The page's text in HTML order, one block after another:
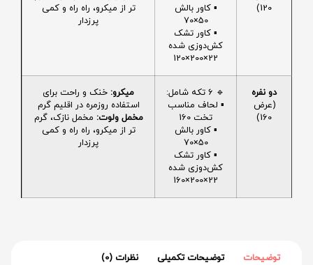
120)
▪️ کاور بالش
50×70
▪️ کاور تشک
کش‌دوزی شده
22×200×120
تر از میکرو، راه راه و کمی
پرزدار
دو نفره
(عرض
160)
🔹 6 تکه شامل:
▪️ لحاف مناسب
تخت 160
▪️ کاور بالش
50×70
▪️ کاور تشک
کش‌دوزی شده
22×200×160
میکرو: خنک و راحت برای
استفاده روزمره در اقلیم گرم
مخمل ولوت: مخمل نازک، گرم
تر از میکرو، راه راه و کمی
پرزدار
توضیحات توضیحات تکمیلی نظرات (0)